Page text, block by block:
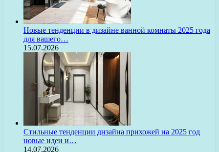
Новые тенденции в дизайне ванной комнаты 2025 года
для вашего…
15.07.2026
Стильные тенденции дизайна прихожей на 2025 год
новые идеи и…
14.07.2026